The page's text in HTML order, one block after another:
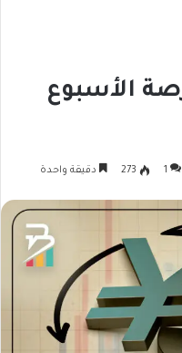
الأسبوع
1
273 دقيقة واحدة